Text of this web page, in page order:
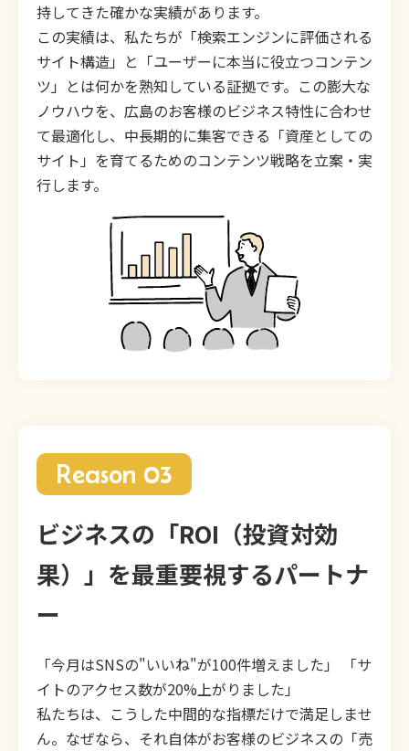
持してきた確かな実績があります。
この実績は、私たちが「検索エンジンに評価される
サイト構造」と「ユーザーに本当に役立つコンテン
ツ」とは何かを熟知している証拠です。この膨大な
ノウハウを、広島のお客様のビジネス特性に合わせ
て最適化し、中長期的に集客できる「資産としての
サイト」を育てるためのコンテンツ戦略を立案・実
行します。
Reason 03
ビジネスの「ROI（投資対効
果）」を最重要視するパートナ
ー
「今月はSNSの"いいね"が100件増えました」 「サ
イトのアクセス数が20%上がりました」
私たちは、こうした中間的な指標だけで満足しませ
ん。なぜなら、それ自体がお客様のビジネスの「売